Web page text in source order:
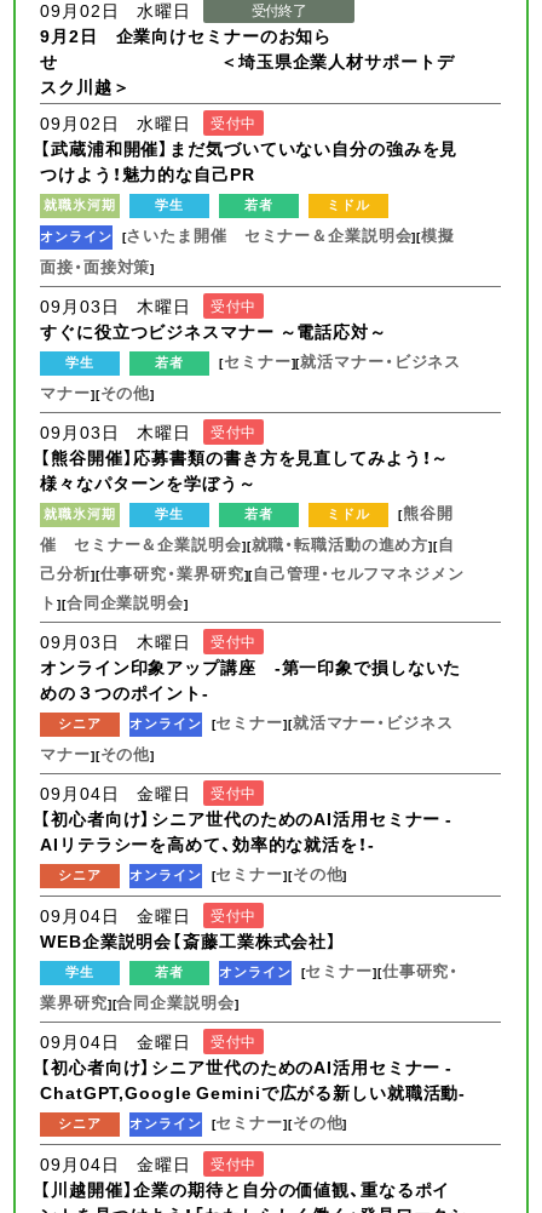
09月02日 水曜日 受付終了
9月2日 企業向けセミナーのお知ら
せ ＜埼玉県企業人材サポートデ
スク川越＞
09月02日 水曜日
受付中
【武蔵浦和開催】まだ気づいていない自分の強みを見
つけよう！魅力的な自己PR
就職氷河期 学生 若者
ミドル
オンライン [さいたま開催 セミナー＆企業説明会][模擬
面接・面接対策]
09月03日 木曜日 受付中
すぐに役立つビジネスマナー ～電話応対～
学生 若者 [セミナー][就活マナー・ビジネス
マナー][その他]
09月03日 木曜日 受付中
【熊谷開催】応募書類の書き方を見直してみよう！～
様々なパターンを学ぼう～
就職氷河期 学生 若者 ミドル [熊谷開
催 セミナー＆企業説明会][就職・転職活動の進め方][自
己分析][仕事研究・業界研究][自己管理・セルフマネジメン
ト][合同企業説明会]
09月03日 木曜日 受付中
オンライン印象アップ講座 -第一印象で損しないた
めの３つのポイント-
シニア オンライン [セミナー][就活マナー・ビジネス
マナー][その他]
09月04日 金曜日 受付中
【初心者向け】シニア世代のためのAI活用セミナー -
AIリテラシーを高めて、効率的な就活を！-
シニア オンライン [セミナー][その他]
09月04日 金曜日 受付中
WEB企業説明会【斎藤工業株式会社】
学生 若者 オンライン [セミナー][仕事研究・
業界研究][合同企業説明会]
09月04日 金曜日 受付中
【初心者向け】シニア世代のためのAI活用セミナー -
ChatGPT,Google Geminiで広がる新しい就職活動-
シニア オンライン [セミナー][その他]
09月04日 金曜日 受付中
【川越開催】企業の期待と自分の価値観、重なるポイ